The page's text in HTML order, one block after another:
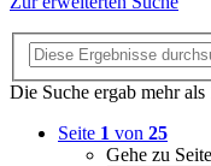
Die Suche ergab mehr
Seite 1 von 25
Gehe zu